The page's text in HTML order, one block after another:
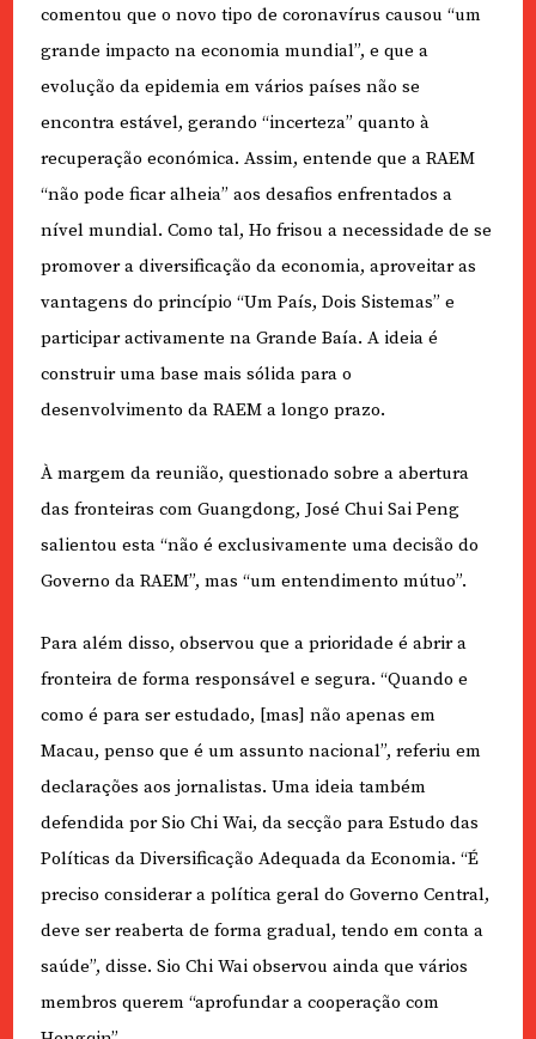
comentou que o novo tipo de coronavírus causou “um
grande impacto na economia mundial”, e que a
evolução da epidemia em vários países não se
encontra estável, gerando “incerteza” quanto à
recuperação económica. Assim, entende que a RAEM
“não pode ficar alheia” aos desafios enfrentados a
nível mundial. Como tal, Ho frisou a necessidade de se
promover a diversificação da economia, aproveitar as
vantagens do princípio “Um País, Dois Sistemas” e
participar activamente na Grande Baía. A ideia é
construir uma base mais sólida para o
desenvolvimento da RAEM a longo prazo.
À margem da reunião, questionado sobre a abertura
das fronteiras com Guangdong, José Chui Sai Peng
salientou esta “não é exclusivamente uma decisão do
Governo da RAEM”, mas “um entendimento mútuo”.
Para além disso, observou que a prioridade é abrir a
fronteira de forma responsável e segura. “Quando e
como é para ser estudado, [mas] não apenas em
Macau, penso que é um assunto nacional”, referiu em
declarações aos jornalistas. Uma ideia também
defendida por Sio Chi Wai, da secção para Estudo das
Políticas da Diversificação Adequada da Economia. “É
preciso considerar a política geral do Governo Central,
deve ser reaberta de forma gradual, tendo em conta a
saúde”, disse. Sio Chi Wai observou ainda que vários
membros querem “aprofundar a cooperação com